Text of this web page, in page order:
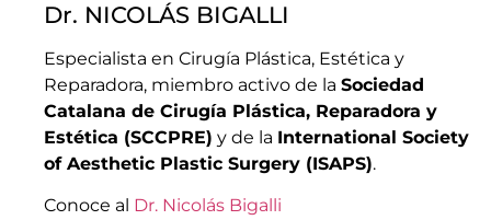
Dr. NICOLÁS BIGALLI
Especialista en Cirugía Plástica, Estética y
Reparadora, miembro activo de la Sociedad
Catalana de Cirugía Plástica, Reparadora y
Estética (SCCPRE) y de la International Society
of Aesthetic Plastic Surgery (ISAPS).
Conoce al Dr. Nicolás Bigalli